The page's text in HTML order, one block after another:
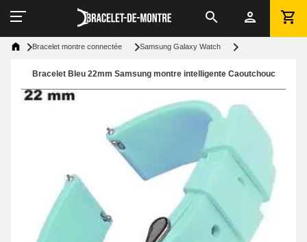
Bracelet montre connectée Samsung Galaxy Watch
Bracelet Bleu 22mm Samsung montre intelligente Caoutchouc